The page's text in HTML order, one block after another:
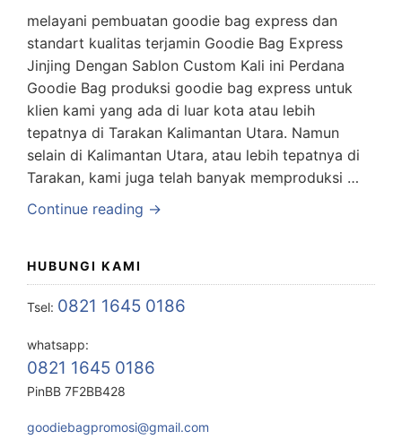
melayani pembuatan goodie bag express dan
standart kualitas terjamin Goodie Bag Express
Jinjing Dengan Sablon Custom Kali ini Perdana
Goodie Bag produksi goodie bag express untuk
klien kami yang ada di luar kota atau lebih
tepatnya di Tarakan Kalimantan Utara. Namun
selain di Kalimantan Utara, atau lebih tepatnya di
Tarakan, kami juga telah banyak memproduksi …
Continue reading →
HUBUNGI KAMI
Tsel: 0821 1645 0186
whatsapp:
0821 1645 0186
PinBB 7F2BB428
goodiebagpromosi@gmail.com